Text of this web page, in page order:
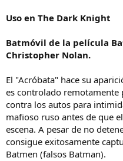
Uso en The Dark Knight
Batmóvil de la película
Christopher Nolan.
El "Acróbata" hace su
es controlado
contra los autos para
mafioso ruso antes de que
escena. A pesar de no
consigue exitosamente
Batmen (falsos Batman).